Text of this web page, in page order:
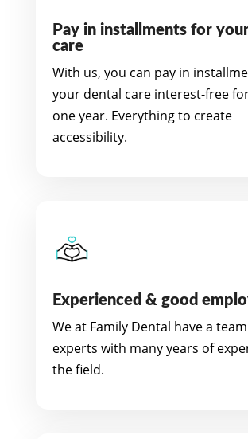
Pay in installments for
care
With us, you can pay in
your dental care interest-free
one year. Everything to create
accessibility.
Experienced & good
We at Family Dental have a
experts with many years of
the field.